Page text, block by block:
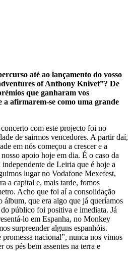
até ao lançamento do vosso
of Anthony Knivet”? De
que ganharam vos
afirmarem-se como uma grande
com este projecto foi no
de sairmos vencedores. A partir daí,
em nós começou a crescer e a
apoio hoje em dia. É o caso da
de Leiria que é hoje a
lugar no Vodafone Mexefest,
a capital e, mais tarde, fomos
Acho que foi aí a consolidação
que era algo que já queríamos
público foi positiva e imediata. Já
lo em Espanha, no Monkey
surpreender alguns espanhóis.
nacional”, nunca nos vimos
os pés bem assentes na terra e